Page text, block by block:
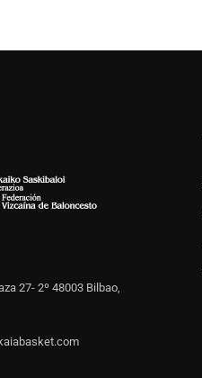
27- 2º 48003 Bilbao,